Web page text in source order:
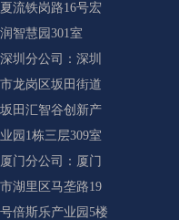
夏流铁岗路16号宏
润智慧园301室
深圳分公司：深圳
市龙岗区坂田街道
坂田汇智谷创新产
业园1栋三层309室
厦门分公司：厦门
市湖里区马垄路19
号倍斯乐产业园5楼